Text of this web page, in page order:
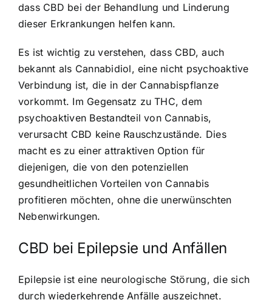
dass CBD bei der Behandlung und Linderung
dieser Erkrankungen helfen kann.
Es ist wichtig zu verstehen, dass CBD, auch
bekannt als Cannabidiol, eine nicht psychoaktive
Verbindung ist, die in der Cannabispflanze
vorkommt. Im Gegensatz zu THC, dem
psychoaktiven Bestandteil von Cannabis,
verursacht CBD keine Rauschzustände. Dies
macht es zu einer attraktiven Option für
diejenigen, die von den potenziellen
gesundheitlichen Vorteilen von Cannabis
profitieren möchten, ohne die unerwünschten
Nebenwirkungen.
CBD bei Epilepsie und Anfällen
Epilepsie ist eine neurologische Störung, die sich
durch wiederkehrende Anfälle auszeichnet.